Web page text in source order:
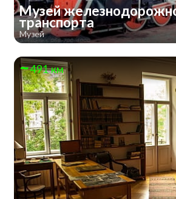
Музей
транспорта
Музей
491 км